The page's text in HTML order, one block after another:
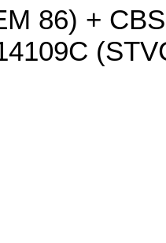
86) +